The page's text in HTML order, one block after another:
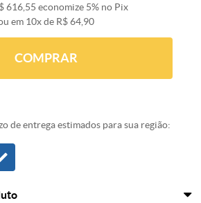
616,55 economize 5% no Pix
em 10xde R$ 64,90
COMPRAR
de entrega estimados para sua região: